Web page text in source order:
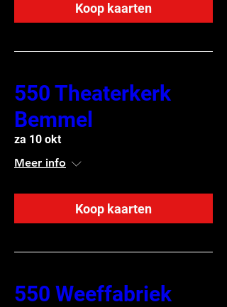
Koop kaarten
550 Theaterkerk
Bemmel
za 10 okt
Meer info
Koop kaarten
550 Weeffabriek